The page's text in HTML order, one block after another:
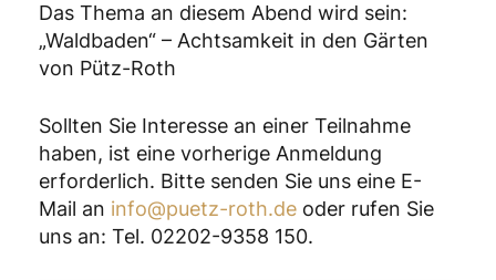
Das Thema an diesem Abend wird sein:
„Waldbaden“ – Achtsamkeit in den Gärten
von Pütz-Roth
Sollten Sie Interesse an einer Teilnahme
haben, ist eine vorherige Anmeldung
erforderlich. Bitte senden Sie uns eine E-
Mail an info@puetz-roth.de oder rufen Sie
uns an: Tel. 02202-9358 150.